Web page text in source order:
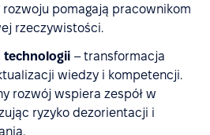
rozwoju pomagają pracownikom
rzeczywistości.
technologii – transformacja
wiedzy i kompetencji.
rozwój wspiera zespół w
ryzyko dezorientacji i